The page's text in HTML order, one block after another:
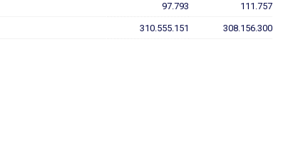
97.793 111.757
310.555.151 308.156.300